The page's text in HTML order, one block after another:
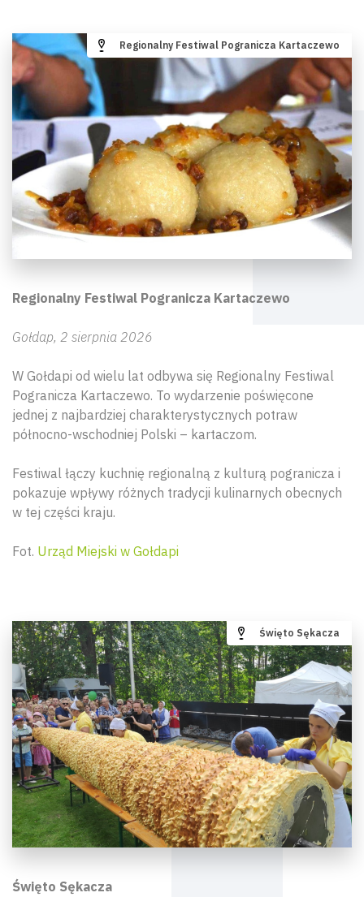
Regionalny Festiwal Pogranicza Kartaczewo
Gołdap, 2 sierpnia 2026
W Gołdapi od wielu lat odbywa się Regionalny Festiwal
Pogranicza Kartaczewo. To wydarzenie poświęcone
jednej z najbardziej charakterystycznych potraw
północno-wschodniej Polski – kartaczom.
Festiwal łączy kuchnię regionalną z kulturą pogranicza i
pokazuje wpływy różnych tradycji kulinarnych obecnych
w tej części kraju.
Fot. Urząd Miejski w Gołdapi
Regionalny Festiwal Pogranicza Kartaczewo
Święto Sękacza
Święto Sękacza